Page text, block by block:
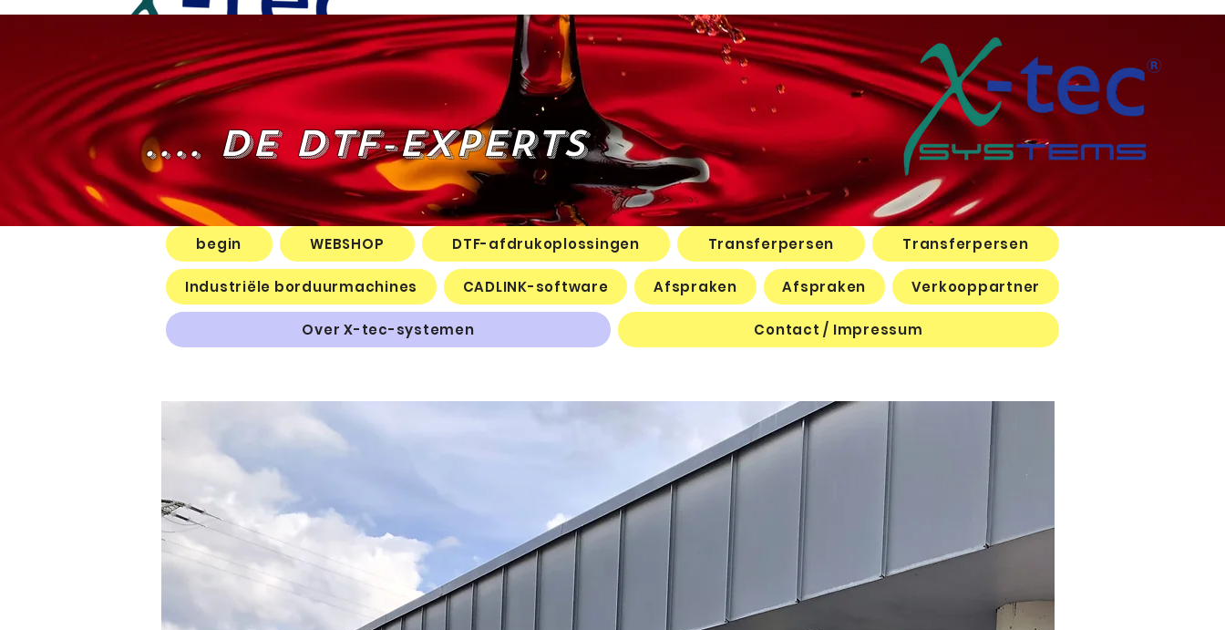
.... DE DTF-EXPERTS
begin WEBSHOP DTF-afdrukoplossingen Transferpersen Transferpersen
Industriële borduurmachines CADLINK-software Afspraken Afspraken Verkooppartner
Over X-tec-systemen Contact / Impressum